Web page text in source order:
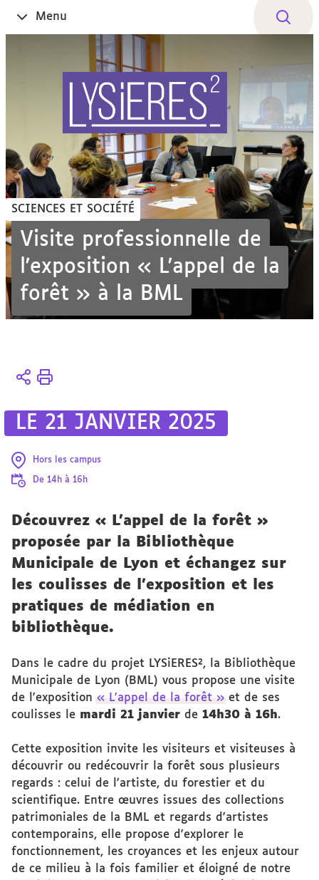
contenu
Ouvrir
le
Menu
SCIENCES ET SOCIÉTÉ
Visite professionnelle de
l'exposition « L'appel de la
forêt » à la BML
Vous
Accueil
des
sciences
société
LE 21 JANVIER 2025
Hors les campus
De 14h à 16h
Découvrez « L'appel de la forêt »
proposée par la Bibliothèque
Municipale de Lyon et échangez sur
les coulisses de l'exposition et les
pratiques de médiation en
bibliothèque.
Dans le cadre du projet LYSiERES², la Bibliothèque
Municipale de Lyon (BML) vous propose une visite
de l'exposition « L'appel de la forêt » et de ses
coulisses le mardi 21 janvier de 14h30 à 16h.
Cette exposition invite les visiteurs et visiteuses à
découvrir ou redécouvrir la forêt sous plusieurs
regards : celui de l'artiste, du forestier et du
scientifique. Entre œuvres issues des collections
patrimoniales de la BML et regards d'artistes
contemporains, elle propose d'explorer le
fonctionnement, les croyances et les enjeux autour
de ce milieu à la fois familier et éloigné de notre